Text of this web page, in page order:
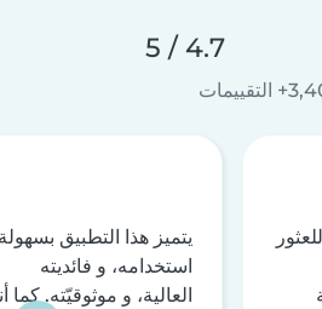
4.7 / 5
يتميز هذا التطبيق
استخدامه، و فائديته
العالية، و موثوقيّته. كما